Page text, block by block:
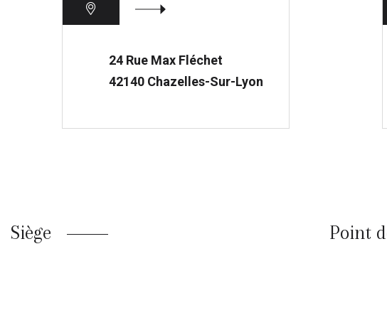
24 Rue Max Fléchet
42140 Chazelles-Sur-Lyon
Siège Point